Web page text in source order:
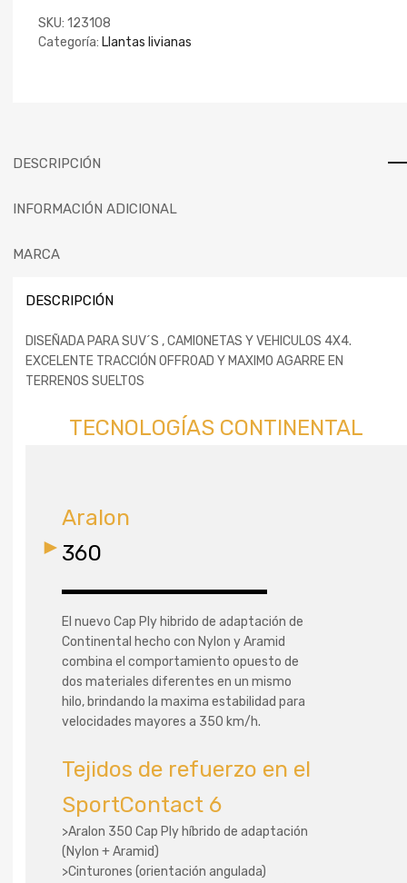
SKU: 123108
Categoría: Llantas livianas
DESCRIPCIÓN
INFORMACIÓN ADICIONAL
MARCA
DESCRIPCIÓN
DISEÑADA PARA SUV´S , CAMIONETAS Y VEHICULOS 4X4.
EXCELENTE TRACCIÓN OFFROAD Y MAXIMO AGARRE EN
TERRENOS SUELTOS
TECNOLOGÍAS CONTINENTAL
Aralon
360
El nuevo Cap Ply hibrido de adaptación de
Continental hecho con Nylon y Aramid
combina el comportamiento opuesto de
dos materiales diferentes en un mismo
hilo, brindando la maxima estabilidad para
velocidades mayores a 350 km/h.
Tejidos de refuerzo en el
SportContact 6
>Aralon 350 Cap Ply híbrido de adaptación
(Nylon + Aramid)
>Cinturones (orientación angulada)